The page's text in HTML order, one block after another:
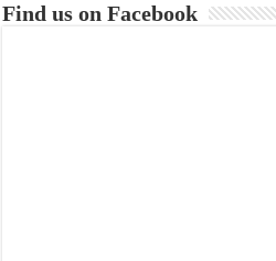
Find us on Facebook